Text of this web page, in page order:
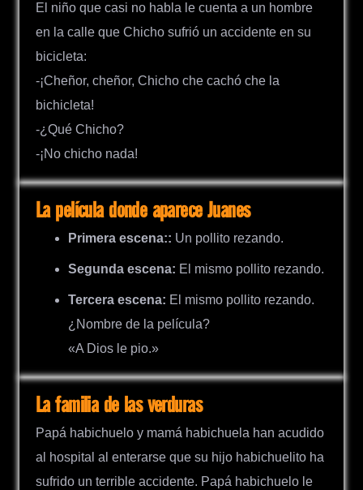
El niño que casi no habla le cuenta a un hombre
en la calle que Chicho sufrió un accidente en su
bicicleta:
-¡Cheñor, cheñor, Chicho che cachó che la
bichicleta!
-¿Qué Chicho?
-¡No chicho nada!
La película donde aparece Juanes
Primera escena:: Un pollito rezando.
Segunda escena: El mismo pollito rezando.
Tercera escena: El mismo pollito rezando.
¿Nombre de la película?
«A Dios le pio.»
La familia de las verduras
Papá habichuelo y mamá habichuela han acudido
al hospital al enterarse que su hijo habichuelito ha
sufrido un terrible accidente. Papá habichuelo le